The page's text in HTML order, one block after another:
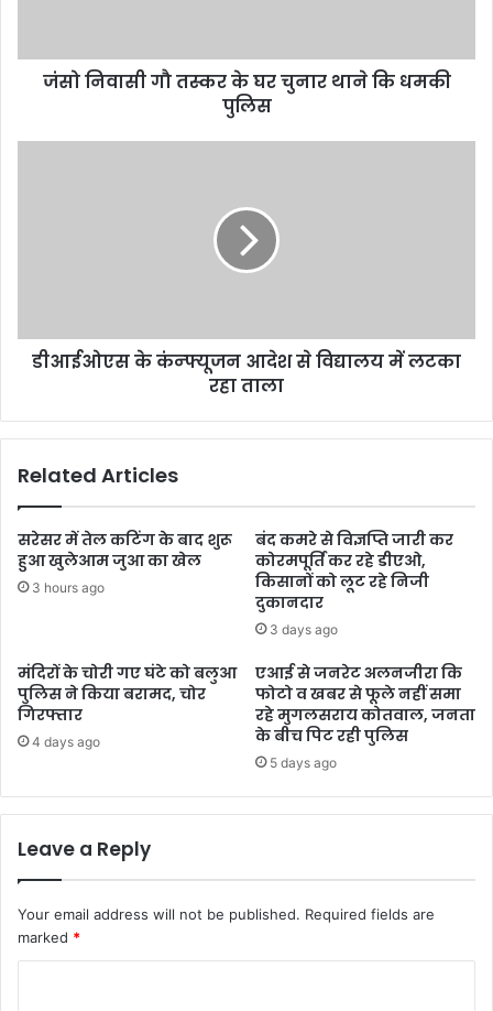
जंसो निवासी गौ तस्कर के घर चुनार थाने कि धमकी
पुलिस
डीआईओएस के कंन्फ्यूजन आदेश से विद्यालय में लटका
रहा ताला
Related Articles
सरेसर में तेल कटिंग के बाद शुरू
हुआ खुलेआम जुआ का खेल
3 hours ago
बंद कमरे से विज्ञप्ति जारी कर
कोरमपूर्ति कर रहे डीएओ,
किसानों को लूट रहे निजी
दुकानदार
3 days ago
मंदिरों के चोरी गए घंटे को बलुआ
पुलिस ने किया बरामद, चोर
गिरफ्तार
4 days ago
एआई से जनरेट अलनजीरा कि
फोटो व खबर से फूले नहीं समा
रहे मुगलसराय कोतवाल, जनता
के बीच पिट रही पुलिस
5 days ago
Leave a Reply
Your email address will not be published. Required fields are
marked *